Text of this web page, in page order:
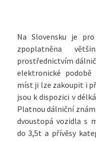
Na Slovensku je
zpoplatněna
prostřednictvím
elektronické
míst ji lze zakoupit i
jsou k dispozici v
Platnou dálniční
dvoustopá vozidla s
do 3,5t a přívěsy